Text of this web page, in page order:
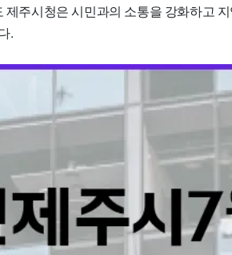
제주시청은 시민과의 소통을 강화하고
.